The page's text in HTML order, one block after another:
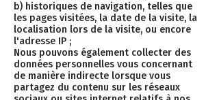
b) historiques de navigation, telles que
les pages visitées, la date de la visite, la
localisation lors de la visite, ou encore
l'adresse IP ;
Nous pouvons également collecter des
données personnelles vous concernant
de manière indirecte lorsque vous
partagez du contenu sur les réseaux